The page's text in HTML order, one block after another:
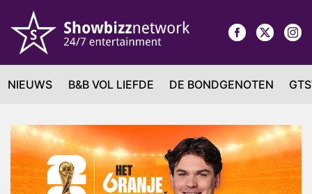
NIEUWS B&B VOL LIEFDE DE BONDGENOTEN